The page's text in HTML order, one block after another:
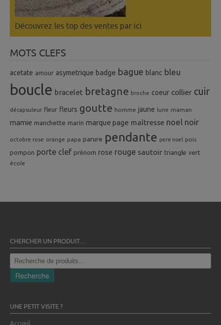
Découvrez les top des ventes par ici
MOTS CLEFS
acetate amour asymetrique badge bague blanc bleu
boucle bracelet bretagne broche coeur collier cuir
décapsuleur fleur fleurs goutte homme jaune lune maman
mamie manchette marin marque page maîtresse noel noir
octobre rose orange papa parure pendante pere noel pois
pompon porte clef prénom rose rouge sautoir triangle vert
école
CHERCHER UN PRODUIT…
Recherche
pour :
Recherche
UNE PETIT VISITE ?
Accueil